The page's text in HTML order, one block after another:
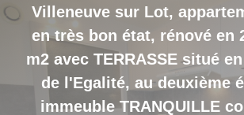
GESTION
ESTIMATION
Villeneuve sur Lot,
en très bon état, rénové en
m2 avec TERRASSE situé
de l'Egalité, au deuxième
immeuble TRANQUILLE